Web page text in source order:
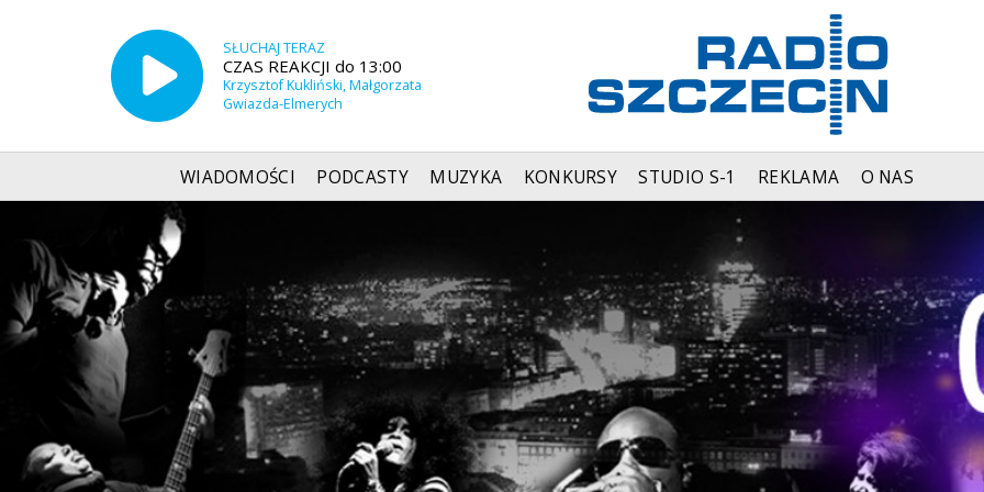
SŁUCHAJ TERAZ
CZAS REAKCJI do 13:00
Krzysztof Kukliński, Małgorzata
Gwiazda-Elmerych
WIADOMOŚCI PODCASTY MUZYKA KONKURSY STUDIO S-1 REKLAMA O NAS